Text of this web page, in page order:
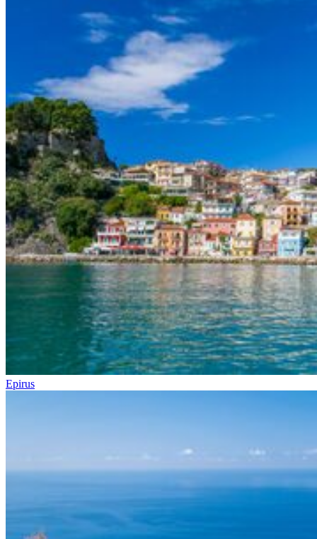
Epirus